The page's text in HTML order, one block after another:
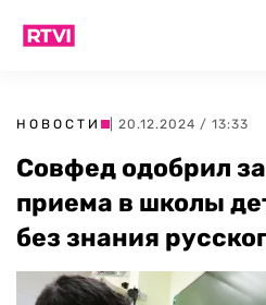
НОВОСТИ | 20.12.2024 / 13:33
Совфед одобрил
приема в школы
без знания